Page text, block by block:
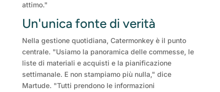
attimo."
Un'unica fonte di verità
Nella gestione quotidiana, Catermonkey è il punto
centrale. "Usiamo la panoramica delle commesse, le
liste di materiali e acquisti e la pianificazione
settimanale. E non stampiamo più nulla," dice
Martude. "Tutti prendono le informazioni